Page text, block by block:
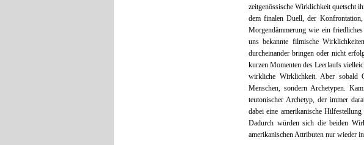
zeitgenössische Wirklichkeit quetscht
dem finalen Duell, der
Morgendämmerung wie ein
uns bekannte filmische
durcheinander bringen oder nicht
kurzen Momenten des Leerlaufs
wirkliche Wirklichkeit. Aber sobald
Menschen, sondern Archetypen.
teutonischer Archetyp, der immer
dabei eine amerikanische
Dadurch würden sich die beiden
amerikanischen Attributen nur wieder